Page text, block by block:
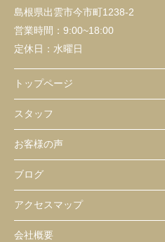
島根県出雲市今市町1238-2
営業時間： 9:00~18:00
定休日： 水曜日
トップページ
スタッフ
お客様の声
ブログ
アクセスマップ
会社概要